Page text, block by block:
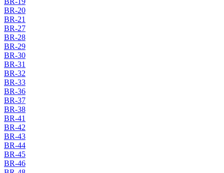
BR-20
BR-21
BR-27
BR-28
BR-29
BR-30
BR-31
BR-32
BR-33
BR-36
BR-37
BR-38
BR-41
BR-42
BR-43
BR-44
BR-45
BR-46